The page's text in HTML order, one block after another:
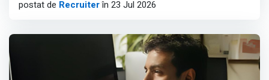
postat de Recruiterîn 23 Jul 2026